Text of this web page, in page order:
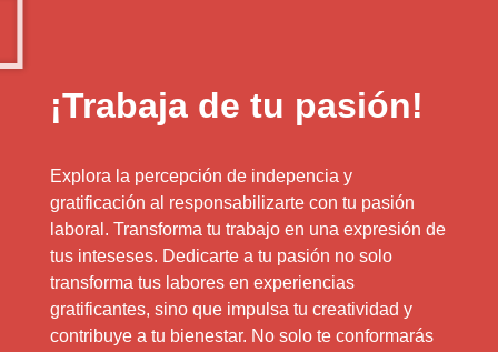
¡Trabaja de tu pasión!
Explora la percepción de indepencia y
gratificación al responsabilizarte con tu pasión
laboral. Transforma tu trabajo en una expresión de
tus inteseses. Dedicarte a tu pasión no solo
transforma tus labores en experiencias
gratificantes, sino que impulsa tu creatividad y
contribuye a tu bienestar. No solo te conformarás